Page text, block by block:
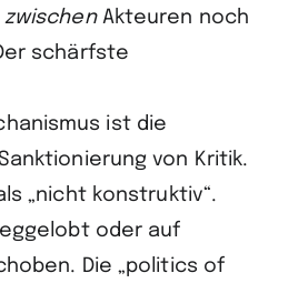
zwischen Akteuren noch
schärfste
ist die
von Kritik.
„nicht konstruktiv“.
oder auf
Die „politics of